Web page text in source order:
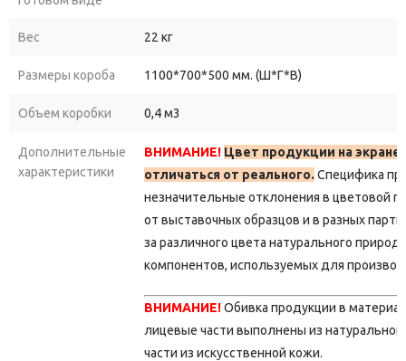
Вес 22 кг
Размеры короба 1100*700*500 мм. (Ш*Г*В)
Объем коробки 0,4 м3
Дополнительные
характеристики
ВНИМАНИЕ! Цвет продукции на
отличаться от реального. Специфика
незначительные отклонения в цветовой
от выставочных образцов и в разных
за различного цвета натурального
компонентов, используемых для
ВНИМАНИЕ!Обивка продукции в
лицевые части выполнены из
части из искусственной кожи.